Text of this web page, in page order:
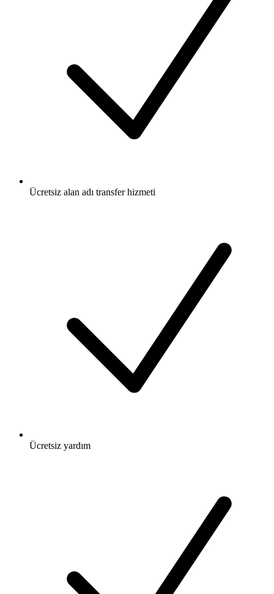
Ücretsiz alan adı transfer hizmeti
Ücretsiz yardım